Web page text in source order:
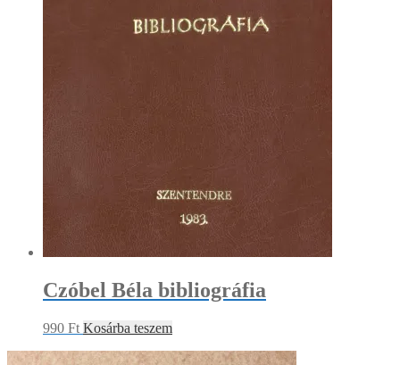
Czóbel Béla bibliográfia
990 Ft Kosárba teszem